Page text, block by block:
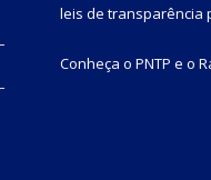
leis de transparência
Conheça o PNTP e o